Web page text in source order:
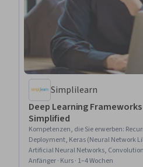
Simplilearn
Deep Learning
Simplified
Kompetenzen, die Sie erwerben:
Deployment, Keras (Neural Network
Artificial Neural Networks,
Frameworks, Model Training, Artificial
Anfänger · Kurs · 1–4 Wochen